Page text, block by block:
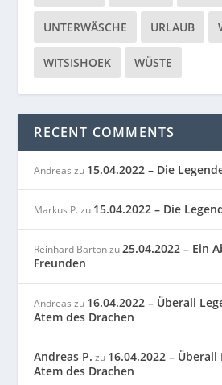
UNTERWÄSCHE URLAUB
WITSISHOEK WÜSTE
RECENT COMMENTS
Andreas zu 15.04.2022 – Die
Markus P. zu 15.04.2022 – Die
Reinhard Bartonzu25.04.2022 – Ein
Freunden
Andreas zu 16.04.2022 – Überall
Atem des Drachen
Andreas P. zu 16.04.2022 –
Atem des Drachen